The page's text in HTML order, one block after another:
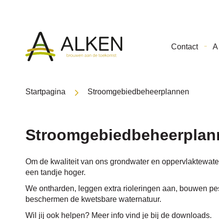
Gemeente
Alken
Contact A
Startpagina Stroomgebiedbeheerplannen
Om de kwaliteit van ons grondwater en
een tandje hoger.
We ontharden, leggen extra rioleringen aan, bouwen
beschermen de kwetsbare waternatuur.
Wil jij ook helpen? Meer info vind je bij de downloads.